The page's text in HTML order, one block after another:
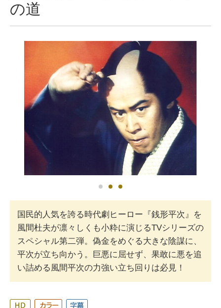
の道
国民的人気を誇る時代劇ヒーロー『銭形平次』を
風間杜夫が凛々しくも小粋に演じるTVシリーズの
スペシャル第二弾。偽金をめぐる大きな陰謀に、
平次が立ち向かう。巨悪に屈せず、果敢に悪を追
い詰める風間平次の力強い立ち回りは必見！